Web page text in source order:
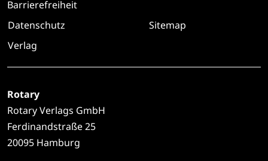
Barrierefreiheit
Datenschutz
Sitemap
Verlag
Rotary
Rotary Verlags GmbH
Ferdinandstraße 25
20095 Hamburg